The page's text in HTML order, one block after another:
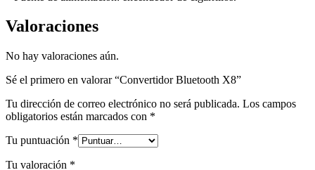
Valoraciones
No hay valoraciones aún.
Sé el primero en valorar “Convertidor Bluetooth X8”
Tu dirección de correo electrónico no será publicada. Los campos
obligatorios están marcados con *
Tu puntuación *
Tu valoración *